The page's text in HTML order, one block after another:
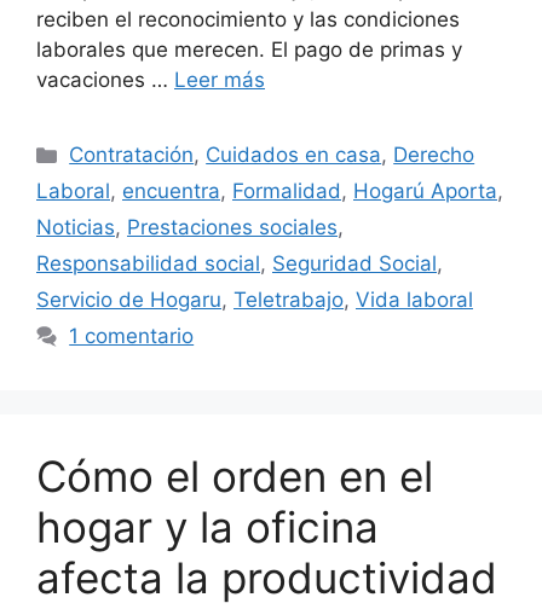
reciben el reconocimiento y las condiciones
laborales que merecen. El pago de primas y
vacaciones … Leer más
Categorías
Contratación, Cuidados en casa, Derecho
Laboral, encuentra, Formalidad, Hogarú Aporta,
Noticias, Prestaciones sociales,
Responsabilidad social, Seguridad Social,
Servicio de Hogaru, Teletrabajo, Vida laboral
1 comentario
Cómo el orden en el
hogar y la oficina
afecta la productividad